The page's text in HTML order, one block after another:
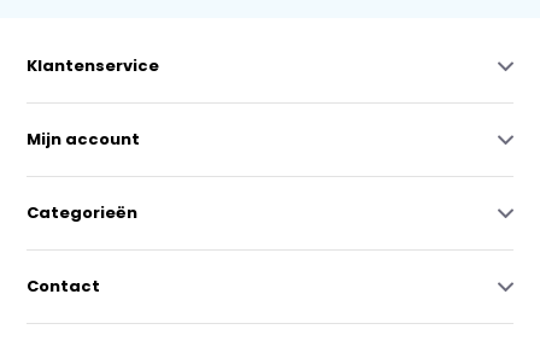
Klantenservice
Mijn account
Categorieën
Contact